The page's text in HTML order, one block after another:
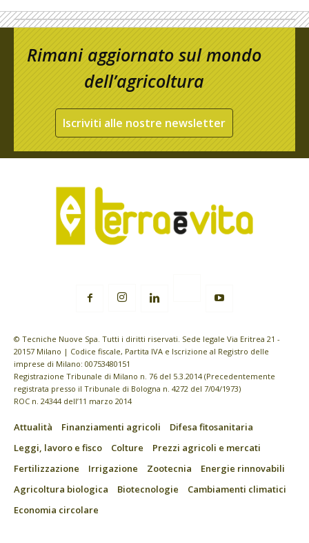
Rimani aggiornato sul mondo
dell’agricoltura
Iscriviti alle nostre newsletter
© Tecniche Nuove Spa. Tutti i diritti riservati. Sede legale Via Eritrea 21 -
20157 Milano | Codice fiscale, Partita IVA e Iscrizione al Registro delle
imprese di Milano: 00753480151
Registrazione Tribunale di Milano n. 76 del 5.3.2014 (Precedentemente
registrata presso il Tribunale di Bologna n. 4272 del 7/04/1973)
ROC n. 24344 dell’11 marzo 2014
Attualità Finanziamenti agricoli
Difesa fitosanitaria
Leggi, lavoro e fisco
Colture
Prezzi agricoli e mercati
Fertilizzazione
Irrigazione Zootecnia
Energie rinnovabili
Agricoltura biologica
Biotecnologie
Cambiamenti climatici
Economia circolare